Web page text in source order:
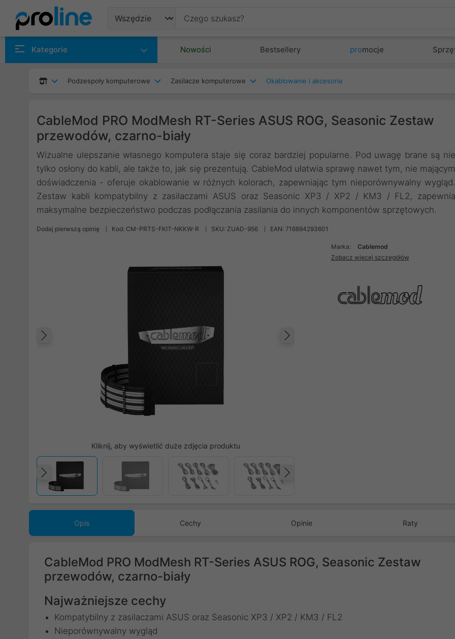
Kategorie Nowości Bestsellery promocje
Podzespoły komputerowe Zasilacze komputerowe Okablowanie i akcesoria
CableMod PRO ModMesh RT-Series ASUS ROG, Seasonic Zestaw
przewodów, czarno-biały
Wizualne ulepszanie własnego komputera staje się coraz bardziej popularne. Pod uwagę brane są nie
tylko osłony do kabli, ale także to, jak się prezentują. CableMod ułatwia sprawę nawet tym, nie mającym
doświadczenia - oferuje okablowanie w różnych kolorach, zapewniając tym nieporównywalny wygląd.
Zestaw kabli kompatybilny z zasilaczami ASUS oraz Seasonic XP3 / XP2 / KM3 / FL2, zapewnia
maksymalne bezpieczeństwo podczas podłączania zasilania do innych komponentów sprzętowych.
Dodaj pierwszą opinię Kod: CM-PRTS-FKIT-NKKW-R SKU: ZUAD-956 EAN: 716894293601
Kliknij, aby wyświetlić duże zdjęcia produktu
Poprzedni
Marka:
Cablemod
Zobacz więcej szczegółów
Opis Cechy Opinie Raty
CableMod PRO ModMesh RT-Series ASUS ROG, Seasonic Zestaw
przewodów, czarno-biały
Najważniejsze cechy
Kompatybilny z zasilaczami ASUS oraz Seasonic XP3 / XP2 / KM3 / FL2
Nieporównywalny wygląd